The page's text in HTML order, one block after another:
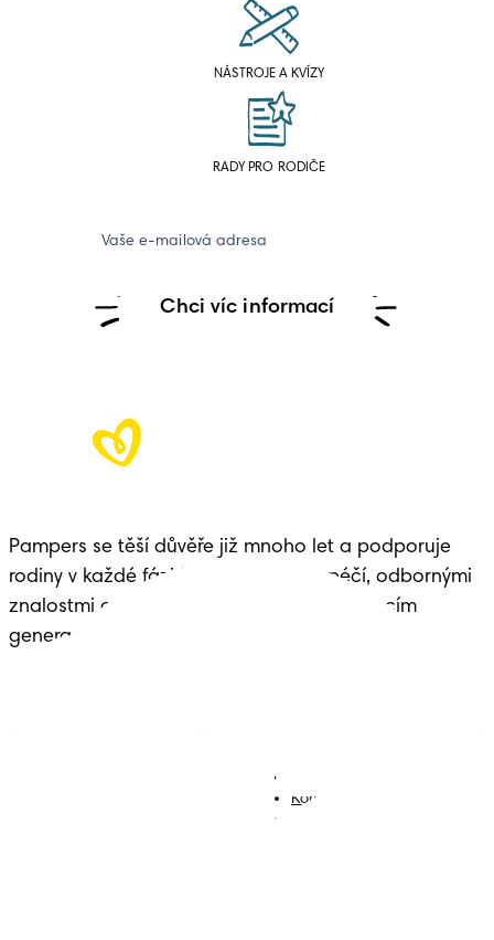
NÁSTROJE A KVÍZY
RADY PRO RODIČE
Vaše e-mailová adresa
Chci víc informací
Pampers se těší důvěře již mnoho let a podporuje
rodiny v každé fázi života dítěte – s péčí, odbornými
znalostmi a dědictvím předávaným budoucím
generacím.
Kontakt